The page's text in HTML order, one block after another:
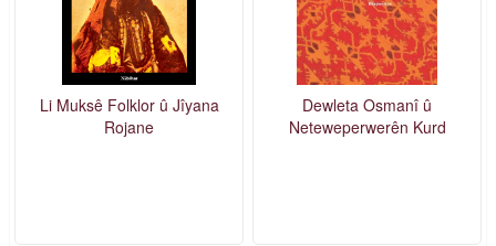
Li Muksê Folklor û Jîyana
Rojane
Dewleta Osmanî û
Neteweperwerên Kurd